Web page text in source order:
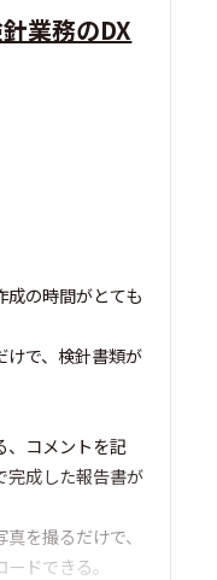
業務のDX
成の時間がとても
けで、検針書類が
、コメントを記
完成した報告書が
を撮るだけで、
ドできる。